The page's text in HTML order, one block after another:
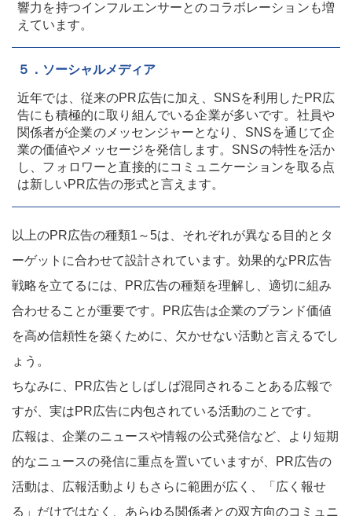
響力を持つインフルエンサーとのコラボレーションも増
えています。
５．ソーシャルメディア
近年では、従来のPR広告に加え、SNSを利用したPR広
告にも積極的に取り組んでいる企業が多いです。社員や
関係者が企業のメッセンジャーとなり、SNSを通じて企
業の価値やメッセージを発信します。SNSの特性を活か
し、フォロワーと直接的にコミュニケーションを取る点
は新しいPR広告の形式と言えます。
以上のPR広告の種類1～5は、それぞれが異なる目的とタ
ーゲットに合わせて設計されています。効果的なPR広告
戦略を立てるには、PR広告の種類を理解し、適切に組み
合わせることが重要です。PR広告は企業のブランド価値
を高め信頼性を築くために、欠かせない活動と言えるでし
ょう。
ちなみに、PR広告としばしば混同されることある広報で
すが、実はPR広告に内包されている活動のことです。
広報は、企業のニュースや情報の公式発信など、より短期
的なニュースの発信に重点を置いていますが、PR広告の
活動は、広報活動よりもさらに範囲が広く、「広く報せ
る」だけではなく、あらゆる関係者との双方向のコミュニ